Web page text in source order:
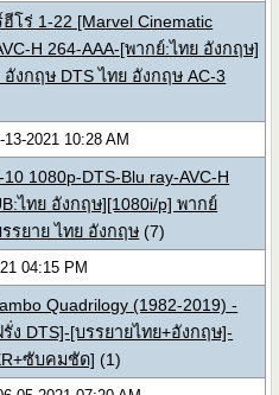
โร่ 1-22 [Marvel Cinematic
H 264-AAA-[พากย์:ไทย อังกฤษ]
งกฤษ DTS ไทย อังกฤษ AC-3
2021 10:28 AM
1080p-DTS-Blu ray-AVC-H
ไทย อังกฤษ][1080i/p] พากย์
รยาย ไทย อังกฤษ (7)
04:15 PM
Quadrilogy (1982-2019) -
ง DTS]-[บรรยายไทย+อังกฤษ]-
ซับคมชัด] (1)